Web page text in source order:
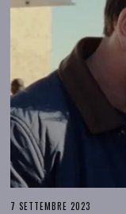
7 SETTEMBRE 2023